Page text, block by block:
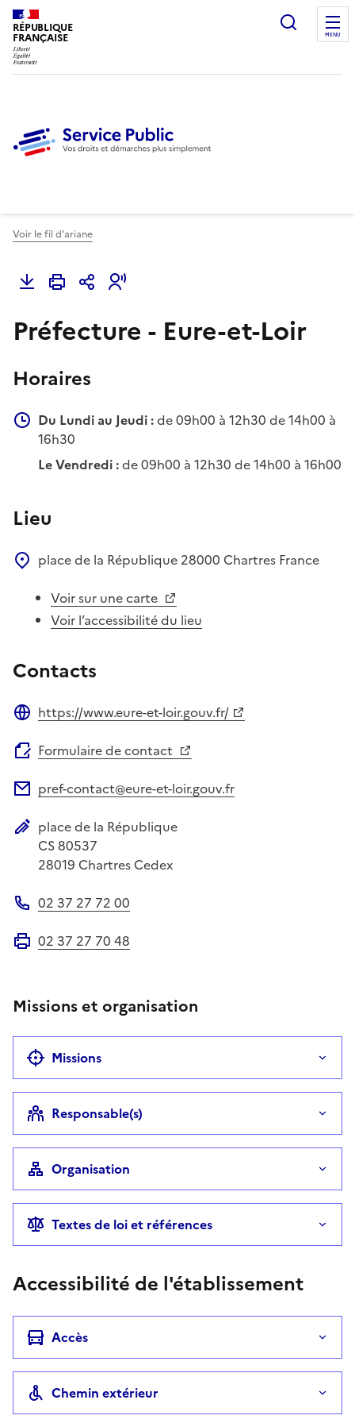
RÉPUBLIQUE
FRANÇAISE
Ouvrir
MENU
Voir le fil d'ariane
Préfecture - Eure-et-Loir
Horaires
Du Lundi au Jeudi :de 09h00 à 12h30 de 14h00 à
16h30
Le Vendredi :de 09h00 à 12h30 de 14h00 à 16h00
Lieu
place de la République 28000 Chartres France
Voir sur une carte
Voir l’accessibilité du lieu
Contacts
https://www.eure-et-loir.gouv.fr/
Formulaire de contact
pref-contact@eure-et-loir.gouv.fr
Adresse postale
place de la République
CS 80537
28019 Chartres Cedex
02 37 27 72 00
02 37 27 70 48
Missions et organisation
Missions
Responsable(s)
Organisation
Textes de loi et références
Accessibilité de l'établissement
Accès
Chemin extérieur